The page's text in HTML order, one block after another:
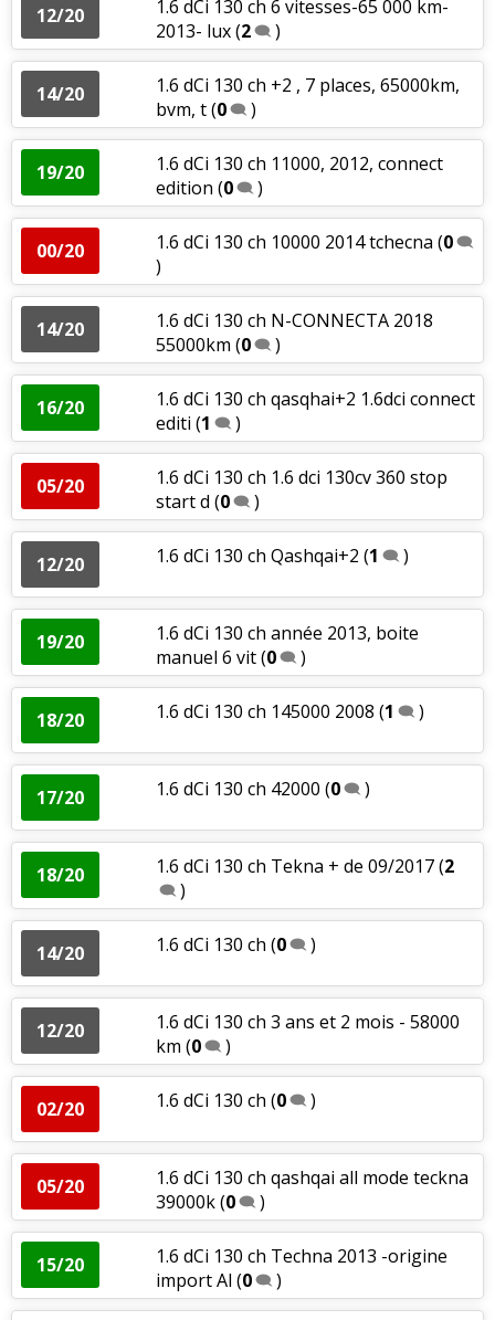
12/20
1.6 dCi 130 ch 6 vitesses-65 000 km-
2013- lux(2 )
14/20
1.6 dCi 130 ch +2 , 7 places, 65000km,
bvm, t(0 )
19/20
1.6 dCi 130 ch 11000, 2012, connect
edition (0 )
00/20 1.6 dCi 130 ch 10000 2014 tchecna (0
)
14/20
1.6 dCi 130 ch N-CONNECTA 2018
55000km (0 )
16/20
1.6 dCi 130 ch qasqhai+2 1.6dci connect
editi (1 )
05/20
1.6 dCi 130 ch 1.6 dci 130cv 360 stop
start d (0 )
12/20 1.6 dCi 130 ch Qashqai+2 (1 )
19/20
1.6 dCi 130 ch année 2013, boite
manuel 6 vit(0 )
18/20 1.6 dCi 130 ch 145000 2008 (1 )
17/20 1.6 dCi 130 ch 42000 (0 )
18/20 1.6 dCi 130 ch Tekna + de 09/2017(2
)
14/20 1.6 dCi 130 ch (0 )
12/20
1.6 dCi 130 ch 3 ans et 2 mois - 58000
km (0 )
02/20 1.6 dCi 130 ch (0 )
05/20
1.6 dCi 130 ch qashqai all mode teckna
39000k(0 )
15/20
1.6 dCi 130 ch Techna 2013 -origine
import Al (0 )